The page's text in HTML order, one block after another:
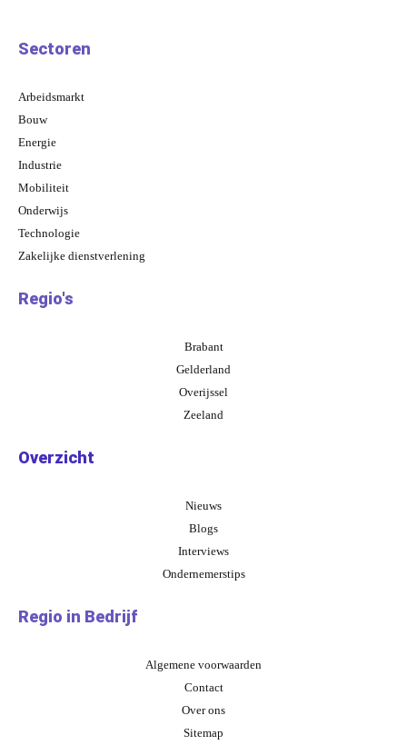
Sectoren
Arbeidsmarkt
Bouw
Energie
Industrie
Mobiliteit
Onderwijs
Technologie
Zakelijke dienstverlening
Regio's
Brabant
Gelderland
Overijssel
Zeeland
Overzicht
Nieuws
Blogs
Interviews
Ondernemerstips
Regio in Bedrijf
Algemene voorwaarden
Contact
Over ons
Sitemap